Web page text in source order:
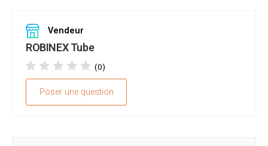
Vendeur
ROBINEX Tube
(0)
Poser une question